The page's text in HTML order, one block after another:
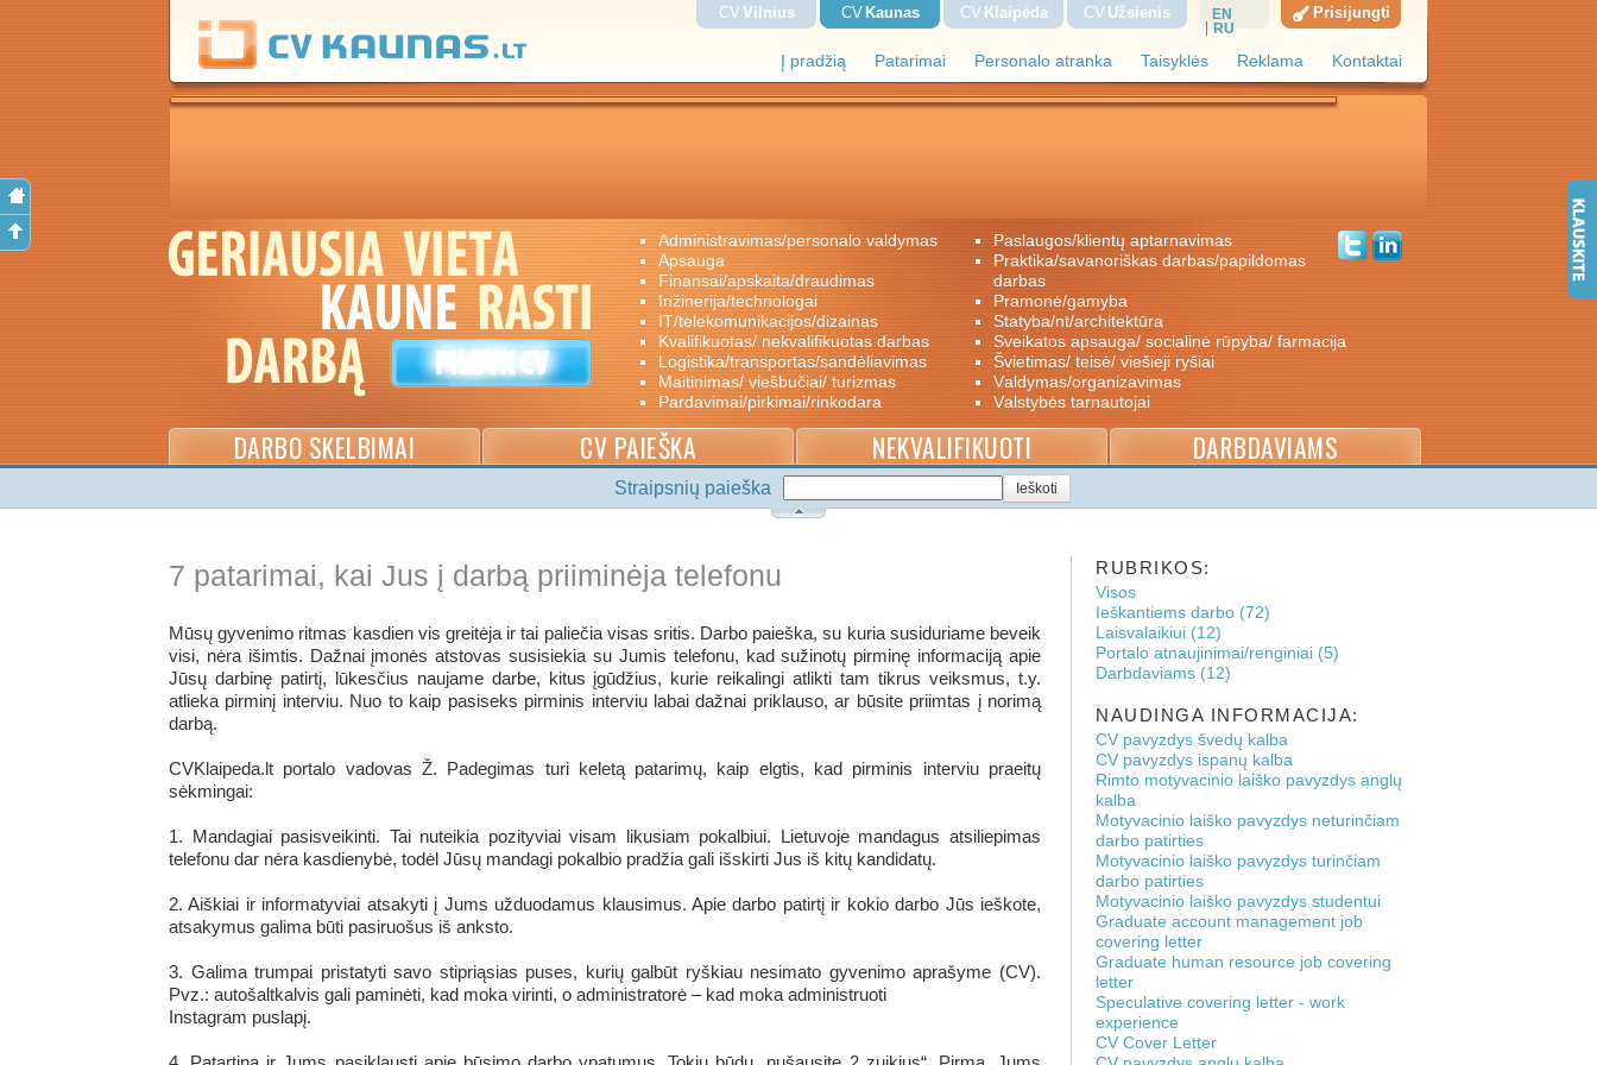
Į pradžią Patarimai Personalo atranka Taisyklės Reklama Kontaktai
CV Vilnius CV Kaunas CV Klaipėda CV Užsienis
EN
RU
Prisijungti
administravimas/personalo valdymas
apsauga
finansai/apskaita/draudimas
inžinerija/technologai
IT/telekomunikacijos/dizainas
kvalifikuotas/ nekvalifikuotas darbas
logistika/transportas/sandėliavimas
maitinimas/ viešbučiai/ turizmas
pardavimai/pirkimai/rinkodara
paslaugos/klientų aptarnavimas
praktika/savanoriškas darbas/papildomas
darbas
pramonė/gamyba
statyba/nt/architektūra
sveikatos apsauga/ socialinė rūpyba/ farmacija
švietimas/ teisė/ viešieji ryšiai
valdymas/organizavimas
valstybės tarnautojai
DARBO SKELBIMAI CV PAIEŠKA NEKVALIFIKUOTI DARBDAVIAMS
Straipsnių paieška
7 patarimai, kai Jus į darbą priiminėja telefonu
Mūsų gyvenimo ritmas kasdien vis greitėja ir tai paliečia visas sritis. Darbo paieška, su kuria susiduriame beveik
visi, nėra išimtis. Dažnai įmonės atstovas susisiekia su Jumis telefonu, kad sužinotų pirminę informaciją apie
Jūsų darbinę patirtį, lūkesčius naujame darbe, kitus įgūdžius, kurie reikalingi atlikti tam tikrus veiksmus, t.y.
atlieka pirminį interviu. Nuo to kaip pasiseks pirminis interviu labai dažnai priklauso, ar būsite priimtas į norimą
darbą.
CVKlaipeda.lt portalo vadovas Ž. Padegimas turi keletą patarimų, kaip elgtis, kad pirminis interviu praeitų
sėkmingai:
1. Mandagiai pasisveikinti. Tai nuteikia pozityviai visam likusiam pokalbiui. Lietuvoje mandagus atsiliepimas
telefonu dar nėra kasdienybė, todėl Jūsų mandagi pokalbio pradžia gali išskirti Jus iš kitų kandidatų.
2. Aiškiai ir informatyviai atsakyti į Jums užduodamus klausimus. Apie darbo patirtį ir kokio darbo Jūs ieškote,
atsakymus galima būti pasiruošus iš anksto.
3. Galima trumpai pristatyti savo stipriąsias puses, kurių galbūt ryškiau nesimato gyvenimo aprašyme (CV).
Pvz.: autošaltkalvis gali paminėti, kad moka virinti, o administratorė – kad moka administruoti
Instagram puslapį.
RUBRIKOS:
Visos
Ieškantiems darbo (72)
Laisvalaikiui (12)
Portalo atnaujinimai/renginiai (5)
Darbdaviams (12)
NAUDINGA INFORMACIJA:
CV pavyzdys švedų kalba
CV pavyzdys ispanų kalba
Rimto motyvacinio laiško pavyzdys anglų
kalba
Motyvacinio laiško pavyzdys neturinčiam
darbo patirties
Motyvacinio laiško pavyzdys turinčiam
darbo patirties
Motyvacinio laiško pavyzdys studentui
Graduate account management job
covering letter
Graduate human resource job covering
letter
Speculative covering letter - work
experience
CV Cover Letter